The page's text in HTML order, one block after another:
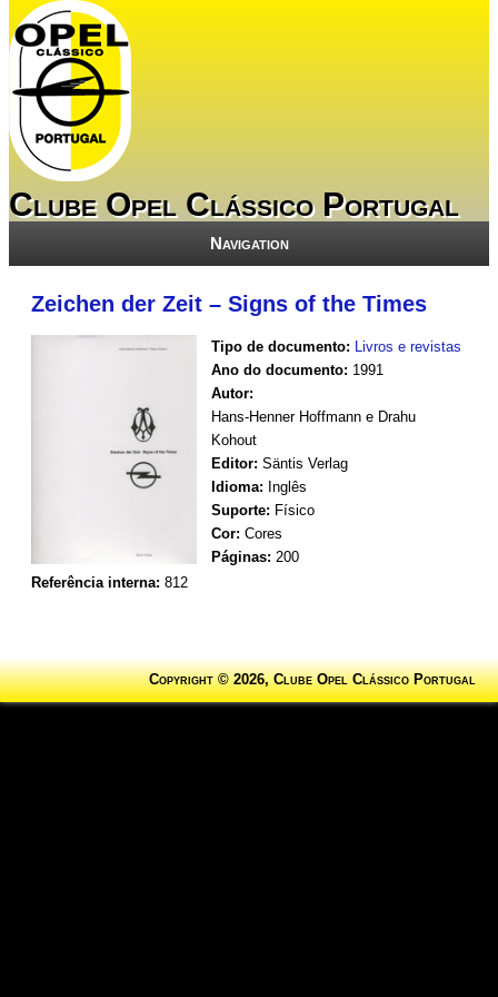
Clube Opel Clássico Portugal
Navigation
Zeichen der Zeit – Signs of the Times
Referência interna: 812
Tipo de documento: Livros e revistas
Ano do documento: 1991
Autor:
Hans-Henner Hoffmann e Drahu
Kohout
Editor: Säntis Verlag
Idioma: Inglês
Suporte: Físico
Cor: Cores
Páginas: 200
Copyright © 2026, Clube Opel Clássico Portugal